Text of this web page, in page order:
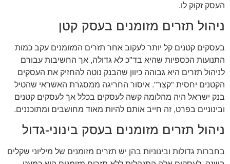
העסק זקוק לו.
ניהול תזרים מזומנים בעסק קטן
בעסקים קטנים קל יותר לעקוב אחר תזרים המזומנים עקב כמות
התנועות הכספיות שהיא בד"כ לא גדולה, אך החשיבות עבורם
לניהול תזרים היא גבוהה כיוון שהבנק נוטה להחזיק את העסקים
הקטנים יחסית "קצר". איסור החריגה ממסגרת האשראי שהטיל
בנק ישראל היה מהלומה קשה לעסקים בכלל אך לעסקים קטנים
ובינוניים בפרט, זה חייב אותם להיות מאוד מחושבים ומתוכננים.
ניהול תזרים מזומנים בעסק בינוני-גדול
בחברות גדולות ובינוניות בהן יש תזרים מזומנים של מיליוני שקלים